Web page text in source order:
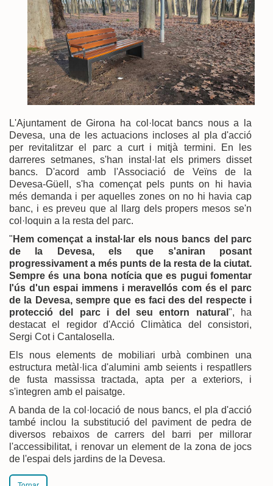
L'Ajuntament de Girona ha col·locat bancs nous a la
Devesa, una de les actuacions incloses al pla d'acció
per revitalitzar el parc a curt i mitjà termini. En les
darreres setmanes, s'han instal·lat els primers disset
bancs. D'acord amb l'Associació de Veïns de la
Devesa-Güell, s'ha començat pels punts on hi havia
més demanda i per aquelles zones on no hi havia cap
banc, i es preveu que al llarg dels propers mesos se'n
col·loquin a la resta del parc.
" Hem començat a instal·lar els nous bancs del parc
de la Devesa, els que s'aniran posant
progressivament a més punts de la resta de la ciutat.
Sempre és una bona notícia que es pugui fomentar
l'ús d'un espai immens i meravellós com és el parc
de la Devesa, sempre que es faci des del respecte i
protecció del parc i del seu entorn natural ", ha
destacat el regidor d'Acció Climàtica del consistori,
Sergi Cot i Cantalosella.
Els nous elements de mobiliari urbà combinen una
estructura metàl·lica d'alumini amb seients i respatllers
de fusta massissa tractada, apta per a exteriors, i
s'integren amb el paisatge.
A banda de la col·locació de nous bancs, el pla d'acció
també inclou la substitució del paviment de pedra de
diversos rebaixos de carrers del barri per millorar
l'accessibilitat, i renovar un element de la zona de jocs
de l'espai dels jardins de la Devesa.